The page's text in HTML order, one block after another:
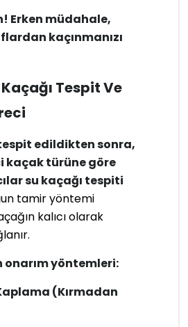
Erken müdahale,
kaçınmanızı
Tespit Ve
edildikten sonra,
kaçak türüne göre
su kaçağı tespiti
tamir yöntemi
kalıcı olarak
onarım yöntemleri:
(Kırmadan